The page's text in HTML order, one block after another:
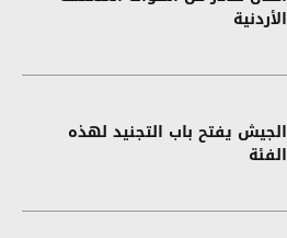
الأردنية
الجيش يفتح باب التجنيد لهذه
الفئة